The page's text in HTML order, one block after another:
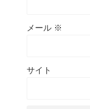
メール ※
サイト